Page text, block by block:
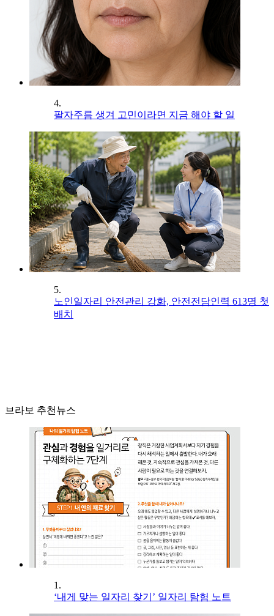
4.
팔자주름 생겨 고민이라면 지금 해야 할 일
5.
노인일자리 안전관리 강화, 안전전담인력 613명 첫
배치
브라보 추천뉴스
1.
‘내게 맞는 일자리 찾기’ 일자리 탐험 노트